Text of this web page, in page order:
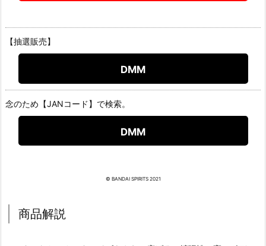
【抽選販売】
DMM
念のため【JANコード】で検索。
DMM
© BANDAI SPIRITS 2021
商品解説